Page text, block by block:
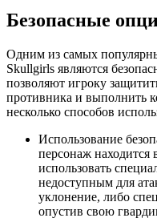
Безопасные
Одним из самых
Skullgirls являются
позволяют игроку
противника и выполнить
несколько способов
Использование
персонаж
использовать
недоступным для
уклонение, либо
опустив свою